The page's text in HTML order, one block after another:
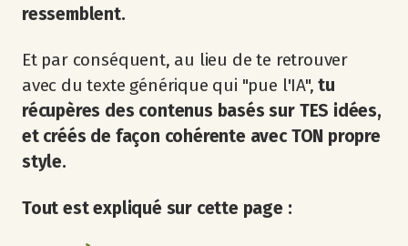
ressemblent.
Et par conséquent, au lieu de te retrouver
avec du texte générique qui "pue l'IA",tu
récupères des contenus basés sur TES idées,
et créés de façon cohérente avec TON propre
style.
Tout est expliqué sur cette page :